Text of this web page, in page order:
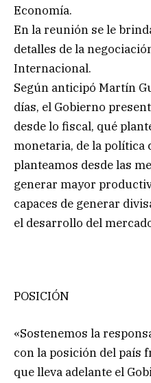
Economía.
En la reunión se le
detalles de la
Internacional.
Según anticipó Martín
días, el Gobierno
desde lo fiscal, qué
monetaria, de la política
planteamos desde las
generar mayor
capaces de generar
el desarrollo del
POSICIÓN
«Sostenemos la
con la posición del país
que lleva adelante el